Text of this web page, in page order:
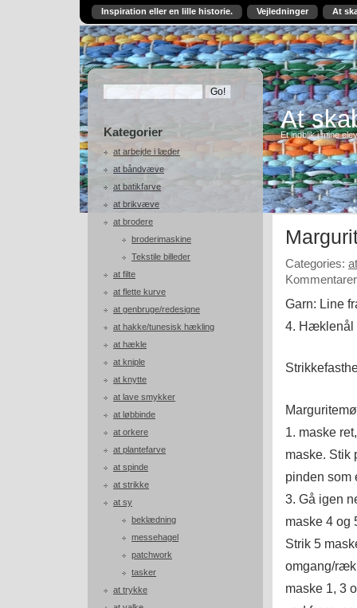
Inspiration eller en lille historie. Vejledninger At
Kategorier
at arbejde i læder
at båndvæve
at batikfarve
at brikvæve
at brodere
broderimaskine
Tekstile billeder
at filte
at flette kurve
at genbruge/redesigne
at hakke/tunesisk hækling
at hækle
at kniple
at knytte
at lave smykker
at løbbinde
at orkere
at plantefarve
at spinde
at strikke
at sy
beklædning
messehagel
patchwork
tasker
at trykke
At
Et indblik i mine
Categories:
Garn: Line
4. Hæklenål
1. maske
maske. Stik
pinden som
3. Gå igen
maske 4 og
Strik 5
omgang/
maske 1, 3